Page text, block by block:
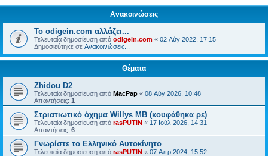
Ανακοινώσεις
Το odigein.com αλλάζει...
Τελευταία δημοσίευση από odigein.com « 02 Αύγ 2022, 17:15
Δημοσιεύτηκε σε Ανακοινώσεις...
Θέματα
Zhidou D2
Τελευταία δημοσίευση από MacPap « 08 Αύγ 2026, 10:48
Απαντήσεις: 1
Στριατιωτικό όχημα Willys MB (κουφάθηκα ρε)
Τελευταία δημοσίευση από rasPUTIN « 17 Ιούλ 2026, 14:31
Απαντήσεις: 6
Γνωρίστε το Ελληνικό Αυτοκίνητο
Τελευταία δημοσίευση από rasPUTIN « 07 Απρ 2024, 15:52